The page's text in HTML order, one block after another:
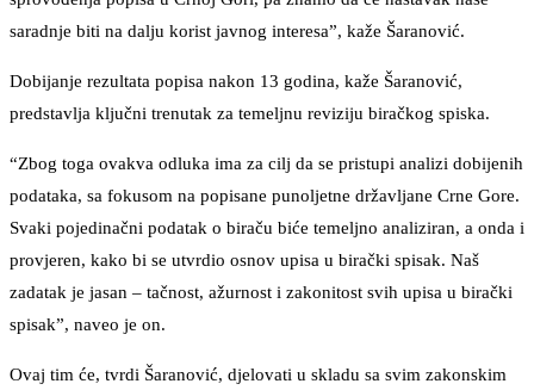
saradnje biti na dalju korist javnog interesa”, kaže Šaranović.
Dobijanje rezultata popisa nakon 13 godina, kaže Šaranović,
predstavlja ključni trenutak za temeljnu reviziju biračkog spiska.
“Zbog toga ovakva odluka ima za cilj da se pristupi analizi dobijenih
podataka, sa fokusom na popisane punoljetne državljane Crne Gore.
Svaki pojedinačni podatak o biraču biće temeljno analiziran, a onda i
provjeren, kako bi se utvrdio osnov upisa u birački spisak. Naš
zadatak je jasan – tačnost, ažurnost i zakonitost svih upisa u birački
spisak”, naveo je on.
Ovaj tim će, tvrdi Šaranović, djelovati u skladu sa svim zakonskim